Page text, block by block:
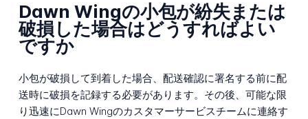
Dawn Wingの小包が紛失または
破損した場合はどうすればよい
ですか
小包が破損して到着した場合、配送確認に署名する前に配
送時に破損を記録する必要があります。その後、可能な限
り迅速にDawn Wingのカスタマーサービスチームに連絡す